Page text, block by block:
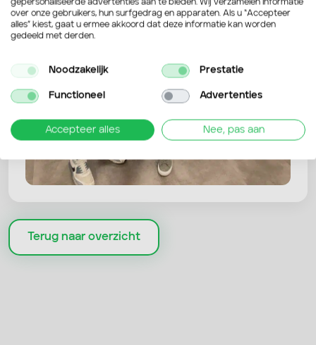
Terug naar overzicht
gepersonaliseerde advertenties aan te bieden. Wij verzamelen informatie
over onze gebruikers, hun surfgedrag en apparaten. Als u “Accepteer
alles” kiest, gaat u ermee akkoord dat deze informatie kan worden
gedeeld met derden.
Noodzakelijk Prestatie
Functioneel Advertenties
Accepteer alles Nee, pas aan